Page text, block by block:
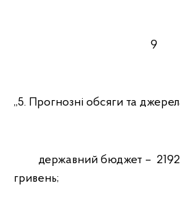
9
„5. Прогнозні обсяги та
державний бюджет –
гривень;